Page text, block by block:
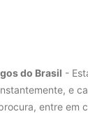
do Brasil -
e
entre em